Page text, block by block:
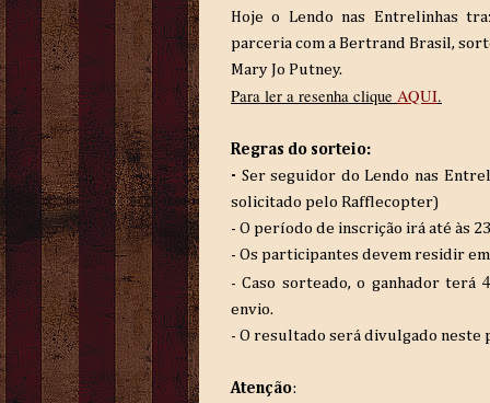
Hoje o Lendo nas Entrelinhas
parceria com a Bertrand Brasil,
Mary Jo Putney.
Para ler a resenha clique AQUI.
Regras do sorteio:
- Ser seguidor do Lendo nas
solicitado pelo Rafflecopter)
- O período de inscrição irá até às
- Os participantes devem residir
- Caso sorteado, o ganhador terá
envio.
- O resultado será divulgado neste
Atenção: